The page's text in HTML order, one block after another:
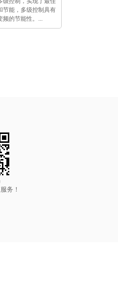
节能，多级控制具有
频的节能性。...
务！